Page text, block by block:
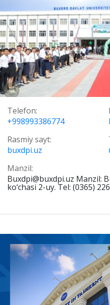
Telefon:
+998993386774
Rasmiy sayt:
buxdpi.uz
Manzil:
Buxdpi@buxdpi.uz Manzil:
ko‘chasi 2-uy. Tel: (0365)